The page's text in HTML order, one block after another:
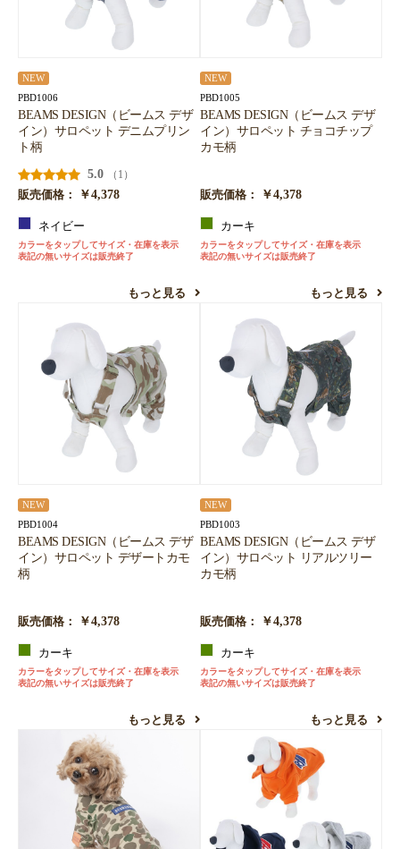
NEW
PBD1006
BEAMS DESIGN（ビームス デザ
イン）サロペット デニムプリン
ト柄
5.0
（1）
販売価格：
￥4,378
ネイビー
カラーをタップしてサイズ・在庫を表示
表記の無いサイズは販売終了
もっと見る
NEW
PBD1005
BEAMS DESIGN（ビームス デザ
イン）サロペット チョコチップ
カモ柄
販売価格： ￥4,378
カーキ
カラーをタップしてサイズ・在庫を表示
表記の無いサイズは販売終了
もっと見る
NEW
PBD1004
BEAMS DESIGN（ビームス デザ
イン）サロペット デザートカモ
柄
販売価格： ￥4,378
カーキ
カラーをタップしてサイズ・在庫を表示
表記の無いサイズは販売終了
もっと見る
NEW
PBD1003
BEAMS DESIGN（ビームス デザ
イン）サロペット リアルツリー
カモ柄
販売価格： ￥4,378
カーキ
カラーをタップしてサイズ・在庫を表示
表記の無いサイズは販売終了
もっと見る